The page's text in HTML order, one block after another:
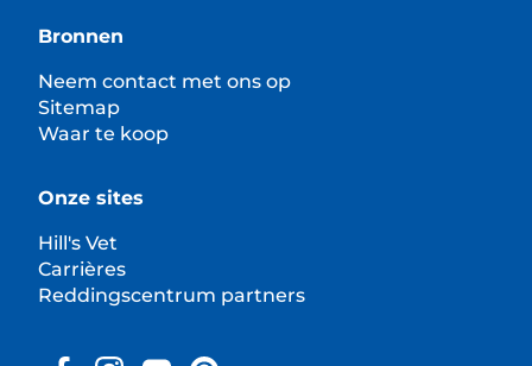
Bronnen
Neem contact met ons op
Sitemap
Waar te koop
Onze sites
Hill's Vet
Carrières
Reddingscentrum partners